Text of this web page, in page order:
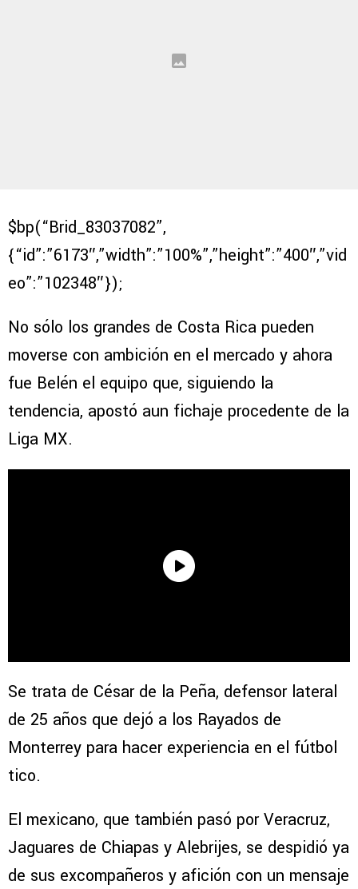
$bp(“Brid_83037082”,
{“id”:”6173″,”width”:”100%”,”height”:”400″,”vid
eo”:”102348″});
No sólo los grandes de Costa Rica pueden
moverse con ambición en el mercado y ahora
fue Belén el equipo que, siguiendo la
tendencia, apostó aun fichaje procedente de la
Liga MX.
Se trata de César de la Peña, defensor lateral
de 25 años que dejó a los Rayados de
Monterrey para hacer experiencia en el fútbol
tico.
El mexicano, que también pasó por Veracruz,
Jaguares de Chiapas y Alebrijes, se despidió ya
de sus excompañeros y afición con un mensaje